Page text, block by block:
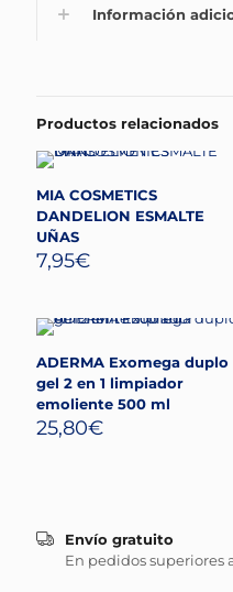
Información
Productos relacionados
MIA COSMETICS
DANDELION ESMALTE
UÑAS
7,95€
ADERMA Exomega duplo
gel 2 en 1 limpiador
emoliente 500 ml
25,80€
Envío gratuito
En pedidos superiores